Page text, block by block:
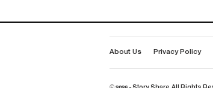
About Us Privacy Policy